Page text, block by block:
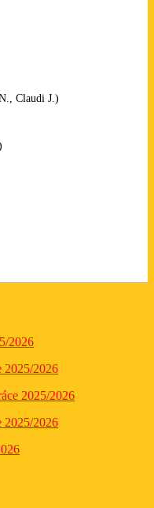
Claudi J.)
2026
2025/2026
2025/2026
2025/2026